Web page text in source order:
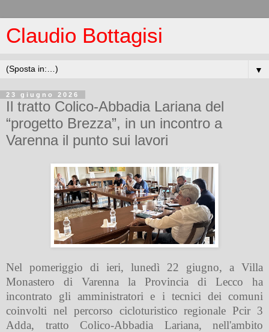
Claudio Bottagisi
▼
23 giugno 2026
Il tratto Colico-Abbadia Lariana del
“progetto Brezza”, in un incontro a
Varenna il punto sui lavori
Nel pomeriggio di ieri, lunedì 22 giugno, a Villa
Monastero di Varenna la Provincia di Lecco ha
incontrato gli amministratori e i tecnici dei comuni
coinvolti nel percorso cicloturistico regionale Pcir 3
Adda, tratto Colico-Abbadia Lariana, nell'ambito